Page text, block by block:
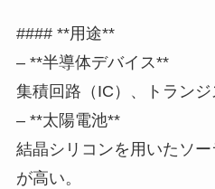
#### **用途**
– **半導体デバイス**
集積回路（IC）、トランジ
– **太陽電池**
結晶シリコンを用いたソ
が高い。